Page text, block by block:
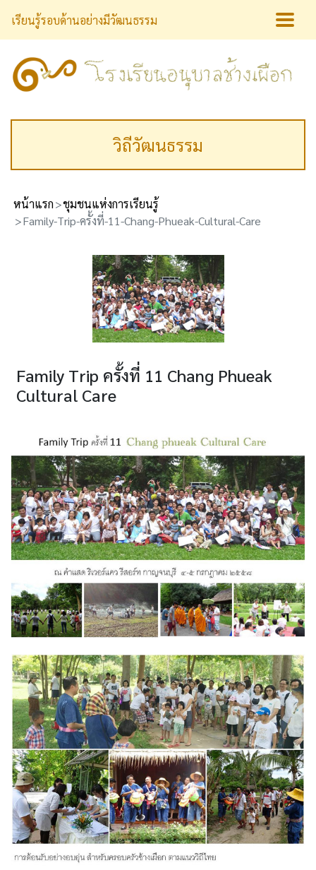
เรียนรู้รอบด้านอย่างมีวัฒนธรรม
วิถีวัฒนธรรม
หน้าแรก
ชุมชนแห่งการเรียนรู้
Family-Trip-ครั้งที่-11-Chang-Phueak-Cultural-Care
Family Trip ครั้งที่ 11 Chang Phueak
Cultural Care